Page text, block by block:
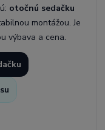
otočnú sedačku
montážou. Je
výbava a cena.